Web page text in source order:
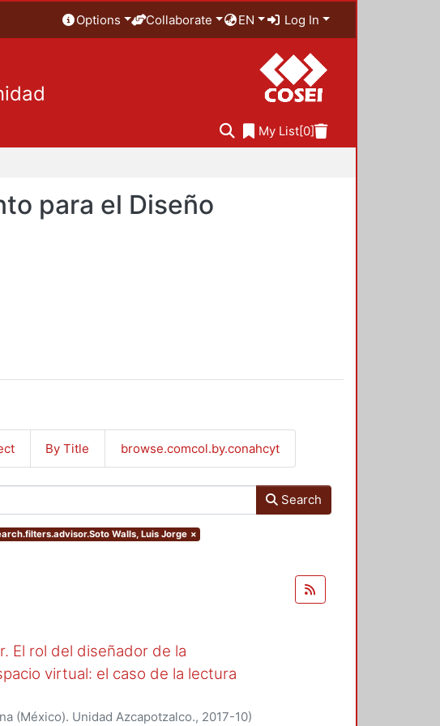
Options Collaborate EN Log In
My List[0]
para el Diseño
By Title browse.comcol.by.conahcyt
Search
Walls, Luis Jorge ×
El rol del diseñador de la
virtual: el caso de la lectura
(México). Unidad Azcapotzalco., 2017-10)